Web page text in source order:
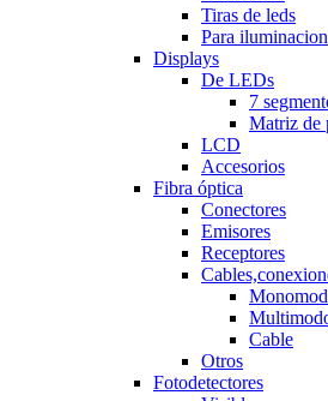
Tiras de leds
Para iluminacion
Displays
De LEDs
7
Matriz de
LCD
Accesorios
Fibra óptica
Conectores
Emisores
Receptores
Cable
Otros
Fotodetectores